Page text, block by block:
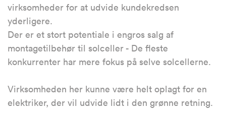
virksomheder for at udvide kundekredsen
yderligere.
Der er et stort potentiale i engros salg af
montagetilbehør til solceller - De fleste
konkurrenter har mere fokus på selve solcellerne.
Virksomheden her kunne være helt oplagt for en
elektriker, der vil udvide lidt i den grønne retning.